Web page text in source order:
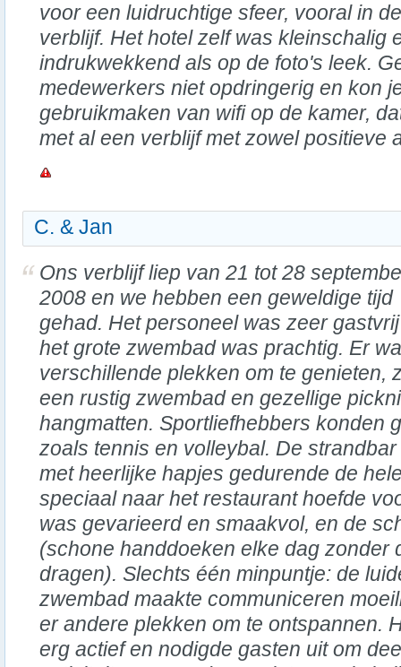
voor een luidruchtige sfeer, vooral in
verblijf. Het hotel zelf was kleinschalig
indrukwekkend als op de foto's leek.
medewerkers niet opdringerig en kon
gebruikmaken van wifi op de kamer,
met al een verblijf met zowel positieve
C. & Jan
Ons verblijf liep van 21 tot 28
2008 en we hebben een geweldige tijd
gehad. Het personeel was zeer
het grote zwembad was prachtig. Er
verschillende plekken om te genieten,
een rustig zwembad en gezellige
hangmatten. Sportliefhebbers konden
zoals tennis en volleybal. De
met heerlijke hapjes gedurende de
speciaal naar het restaurant hoefde
was gevarieerd en smaakvol, en de
(schone handdoeken elke dag zonder
dragen). Slechts één minpuntje: de
zwembad maakte communiceren
er andere plekken om te ontspannen.
erg actief en nodigde gasten uit om